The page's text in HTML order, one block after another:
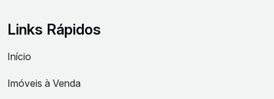
Links Rápidos
Início
Imóveis à Venda